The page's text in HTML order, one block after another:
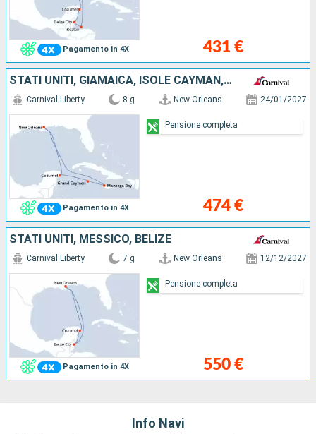
Pagamento in 4X 431 €
STATI UNITI, GIAMAICA, ISOLE CAYMAN, MESSICO
Pagamento in 4X
Carnival Liberty 8 g New Orleans 24/01/2027
474 €
Pensione completa
STATI UNITI, MESSICO, BELIZE
Pagamento in 4X
Carnival Liberty 7 g New Orleans 12/12/2027
550 €
Pensione completa
Info Navi